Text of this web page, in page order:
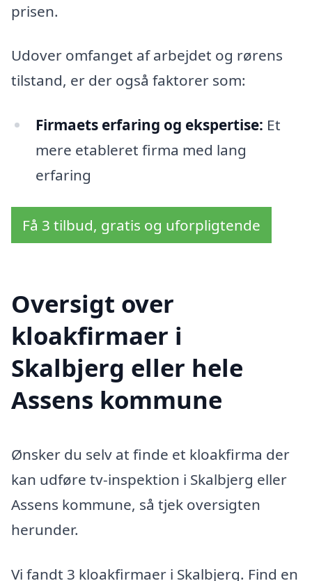
prisen.
Udover omfanget af arbejdet og rørens
tilstand, er der også faktorer som:
Firmaets erfaring og ekspertise: Et
mere etableret firma med lang
erfaring
Få 3 tilbud, gratis og uforpligtende
Oversigt over
kloakfirmaer i
Skalbjerg eller hele
Assens kommune
Ønsker du selv at finde et kloakfirma der
kan udføre tv-inspektion i Skalbjerg eller
Assens kommune, så tjek oversigten
herunder.
Vi fandt 3 kloakfirmaer i Skalbjerg. Find en